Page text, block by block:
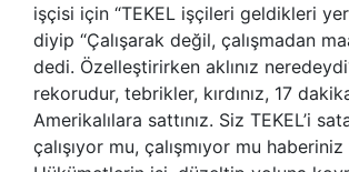
işçisi için “TEKEL işçileri geldikleri
diyip “Çalışarak değil, çalışmadan
dedi. Özelleştirirken aklınız
rekorudur, tebrikler, kırdınız, 17
Amerikalılara sattınız. Siz TEKEL’i
çalışıyor mu, çalışmıyor mu